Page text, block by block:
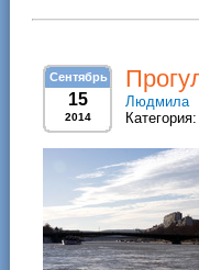
Сентябрь
15
2014
Людмила
Категория: